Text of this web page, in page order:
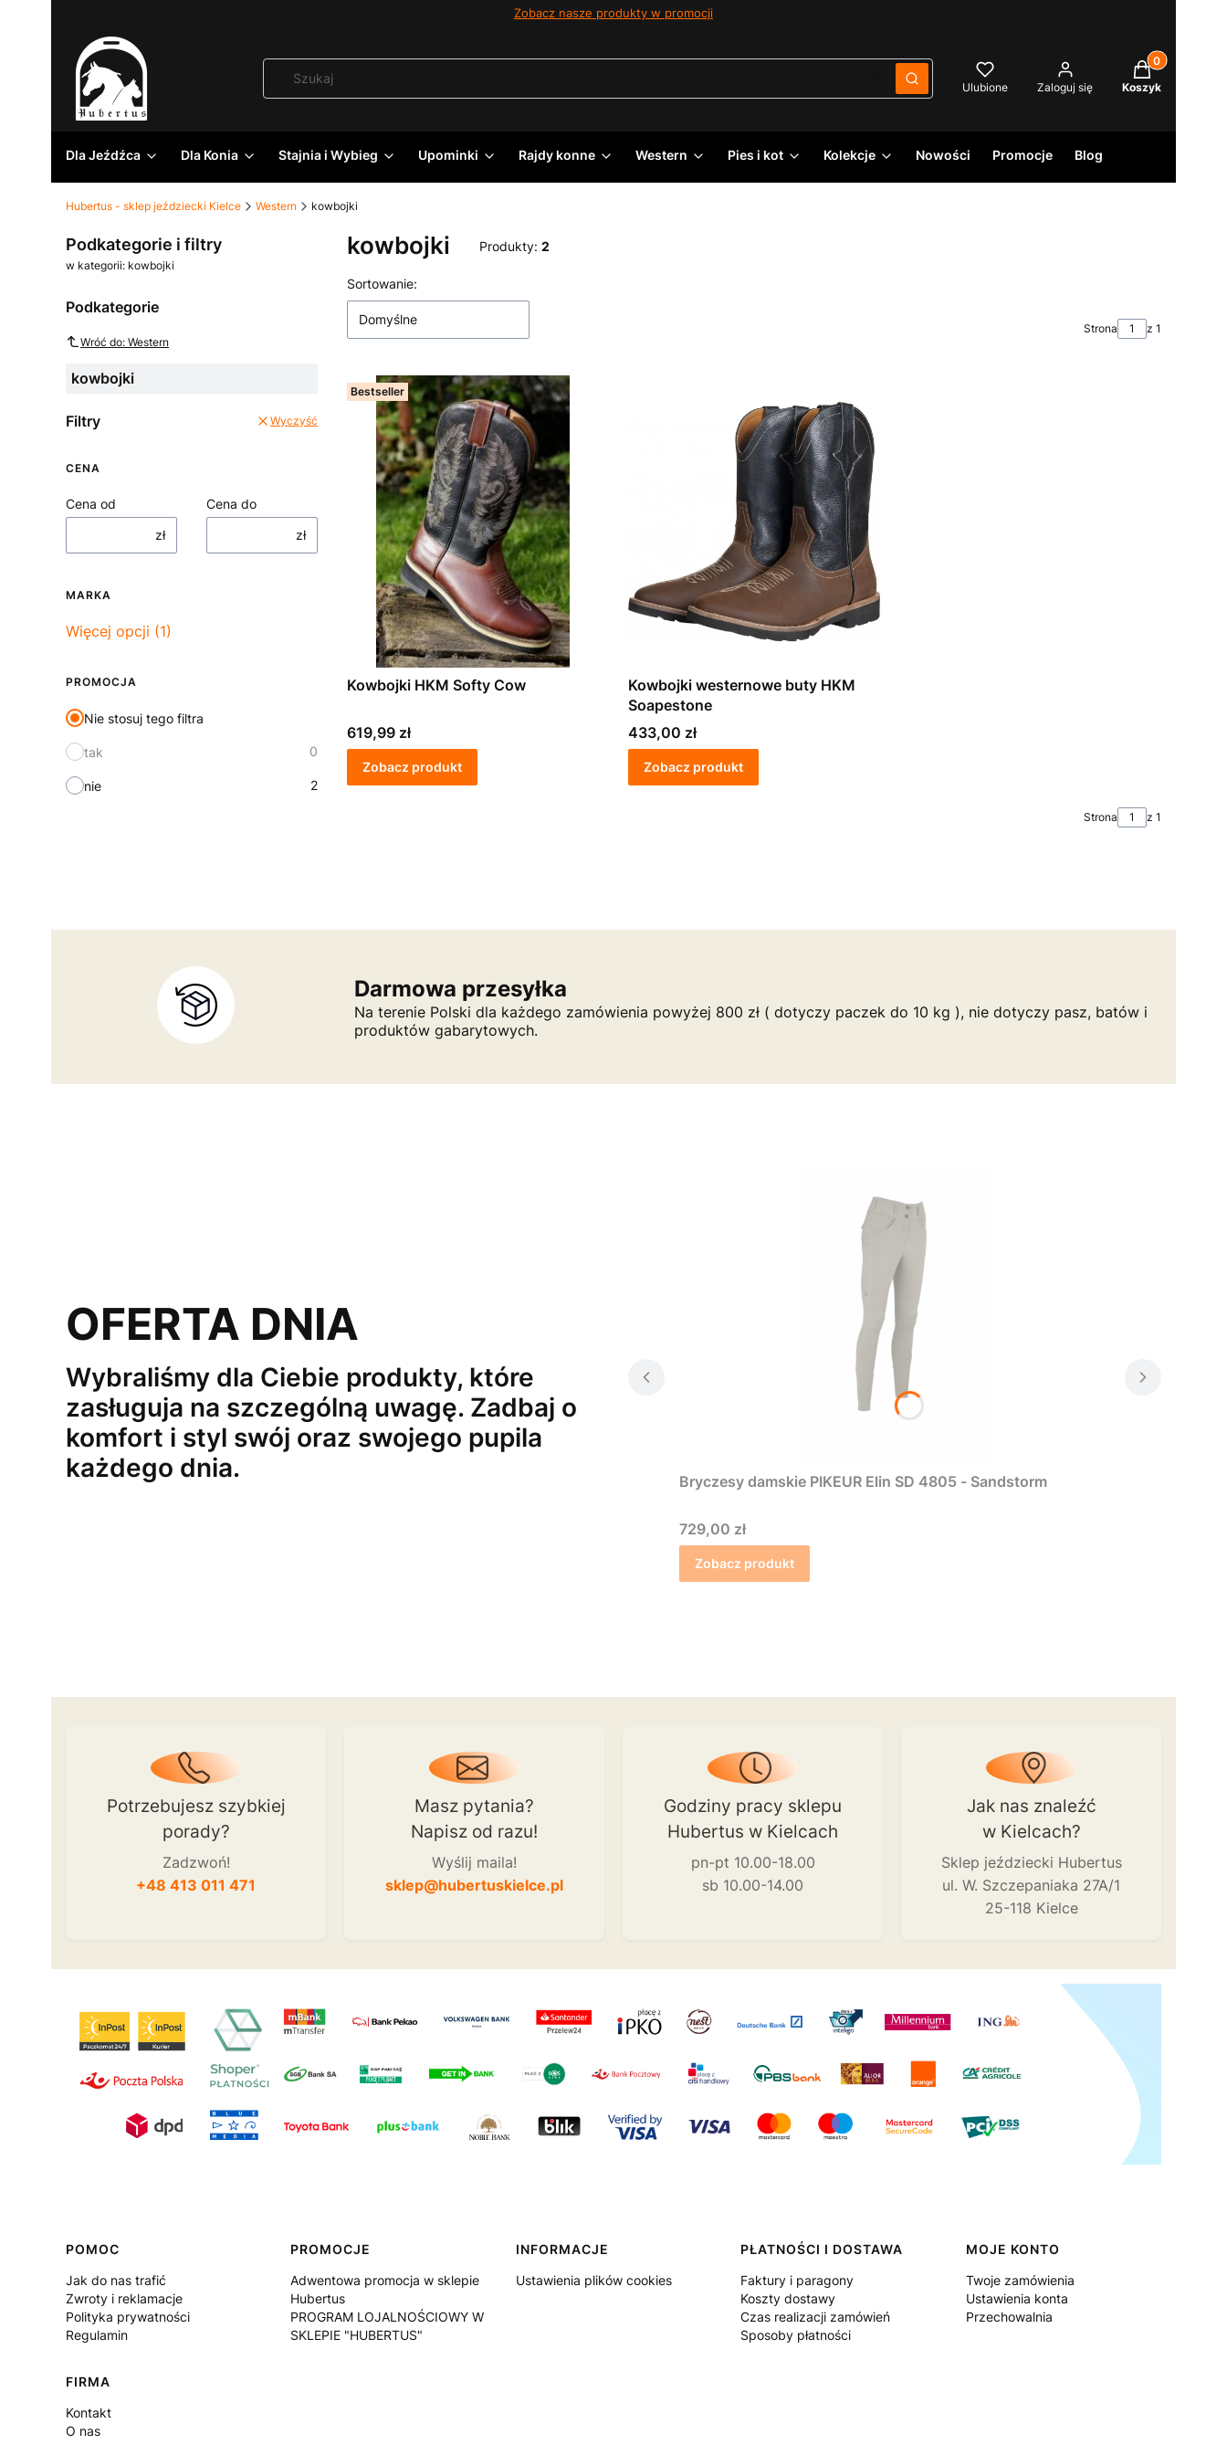
Zobacz nasze produkty w promocji
WyczyśćSzukaj Ulubione Zaloguj się
Produkty w
Koszyk
Dla Jeźdźca Dla Konia Stajnia i Wybieg Upominki Rajdy konne Western Pies i kot Kolekcje Nowości Promocje Blog
Hubertus - sklep jeździecki Kielce Western kowbojki
Podkategorie i filtry
w kategorii: kowbojki
Podkategorie
Wróć do: Western
kowbojki
Filtry Wyczyść
CENA
Cena od
zł
Cena do
zł
MARKA
Marka
Więcej opcji (1)
PROMOCJA
Nie stosuj tego filtra
tak 0
nie 2
kowbojki Produkty: 2
Lista produktów
Sortowanie:
Domyślne
Strona z 1
Bestseller
Kowbojki HKM Softy Cow
Cena
619,99 zł
Zobacz produkt
Kowbojki westernowe buty HKM
Soapestone
Cena
433,00 zł
Zobacz produkt
Strona z 1
Darmowa przesyłka
Na terenie Polski dla każdego zamówienia powyżej 800 zł ( dotyczy paczek do 10 kg ), nie dotyczy pasz, batów i
produktów gabarytowych.
OFERTA DNIA
Wybraliśmy dla Ciebie produkty, które
zasługuja na szczególną uwagę. Zadbaj o
komfort i styl swój oraz swojego pupila
każdego dnia.
Bryczesy damskie PIKEUR Elin SD 4805 - Sandstorm
Cena
729,00 zł
Zobacz produkt
Potrzebujesz szybkiej
porady?
Zadzwoń!
+48 413 011 471
Masz pytania?
Napisz od razu!
Wyślij maila!
sklep@hubertuskielce.pl
Godziny pracy sklepu
Hubertus w Kielcach
pn-pt 10.00-18.00
sb 10.00-14.00
Jak nas znaleźć
w Kielcach?
Sklep jeździecki Hubertus
ul. W. Szczepaniaka 27A/1
25-118 Kielce
Linki w stopce
POMOC
Jak do nas trafić
Zwroty i reklamacje
Polityka prywatności
Regulamin
PROMOCJE
Adwentowa promocja w sklepie
Hubertus
PROGRAM LOJALNOŚCIOWY W
SKLEPIE "HUBERTUS"
INFORMACJE
Ustawienia plików cookies
PŁATNOŚCI I DOSTAWA
Faktury i paragony
Koszty dostawy
Czas realizacji zamówień
Sposoby płatności
MOJE KONTO
Twoje zamówienia
Ustawienia konta
Przechowalnia
FIRMA
Kontakt
O nas